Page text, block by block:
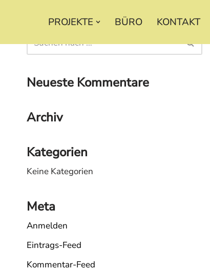
PROJEKTE BÜRO KONTAKT
Neueste Kommentare
Archiv
Kategorien
Keine Kategorien
Meta
Anmelden
Eintrags-Feed
Kommentar-Feed